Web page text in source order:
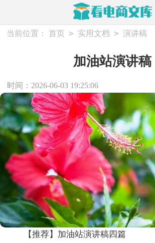
当前位置： 首页 > 实用文档 > 演讲稿
加油站演讲稿
时间：2026-06-03 19:25:06
【推荐】加油站演讲稿四篇